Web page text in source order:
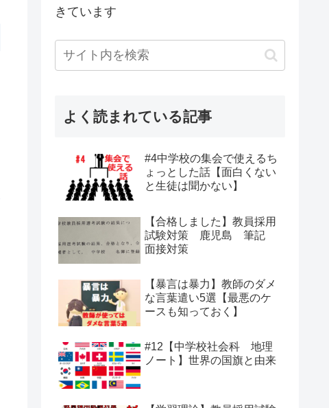
きています
よく読まれている記事
#4中学校の集会で使えるち
ょっとした話【面白くない
と生徒は聞かない】
【合格しました】教員採用
試験対策 鹿児島 筆記
面接対策
【暴言は暴力】教師のダメ
な言葉遣い5選【最悪のケ
ースも知っておく】
#12【中学校社会科 地理
ノート】世界の国旗と由来